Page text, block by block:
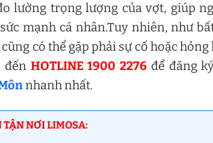
lường trọng lượng của vợt, giúp
mạnh cá nhân.Tuy nhiên, như
có thể gặp phải sự cố hoặc hỏng
đến HOTLINE 1900 2276 để đăng
nhanh nhất.
TẬN NƠI LIMOSA: